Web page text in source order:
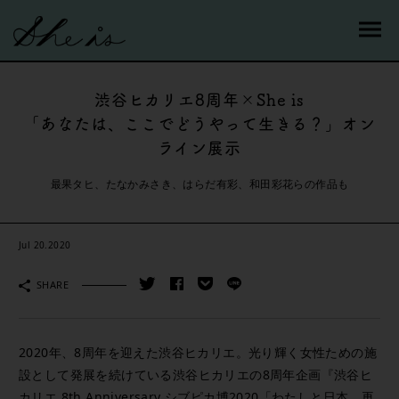
渋谷ヒカリエ8周年×She is
「あなたは、ここでどうやって生きる？」オン
ライン展示
最果タヒ、たなかみさき、はらだ有彩、和田彩花らの作品も
Jul 20.2020
SHARE
2020年、8周年を迎えた渋谷ヒカリエ。光り輝く女性ための施
設として発展を続けている渋谷ヒカリエの8周年企画『渋谷ヒ